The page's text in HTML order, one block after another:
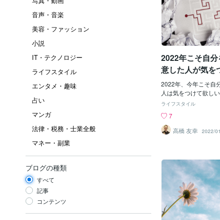
音声・音楽
美容・ファッション
小説
IT・テクノロジー
ライフスタイル
エンタメ・趣味
占い
マンガ
法律・税務・士業全般
マネー・副業
ブログの種類
すべて
記事
コンテンツ
2022年こそ自
意した人が気を
と
2022年、今年こそ自
人は気をつけて欲し
観的に見て課題を設
もりでも目先のこと
迷走…自分を俯瞰す
切。自己分析やコー
アントさん去年、劇
ライアントさんがい
それはもう、人生の
ではありません。何
スダイナミクスの社
値観、経済力などの
ペクトル」という指
ライフスタイル
7
高橋 友幸 2022/